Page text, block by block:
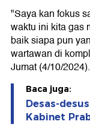
"Saya kan fokus
waktu ini kita gas
baik siapa pun
wartawan di
Jumat (4/10/2024).
Baca juga:
Desas-
Kabinet